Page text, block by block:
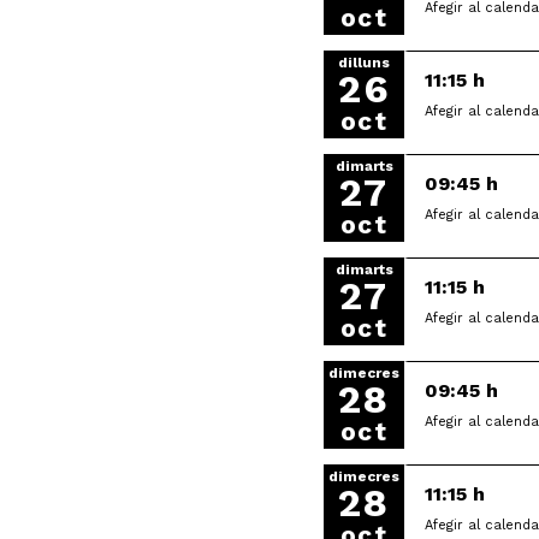
oct Afegir al
dilluns
26
oct
11:15 h
Afegir al
dimarts
27
oct
09:45 h
Afegir al
dimarts
27
oct
11:15 h
Afegir al
dimecres
28
oct
09:45 h
Afegir al
dimecres
28 11:15 h
Afegir al